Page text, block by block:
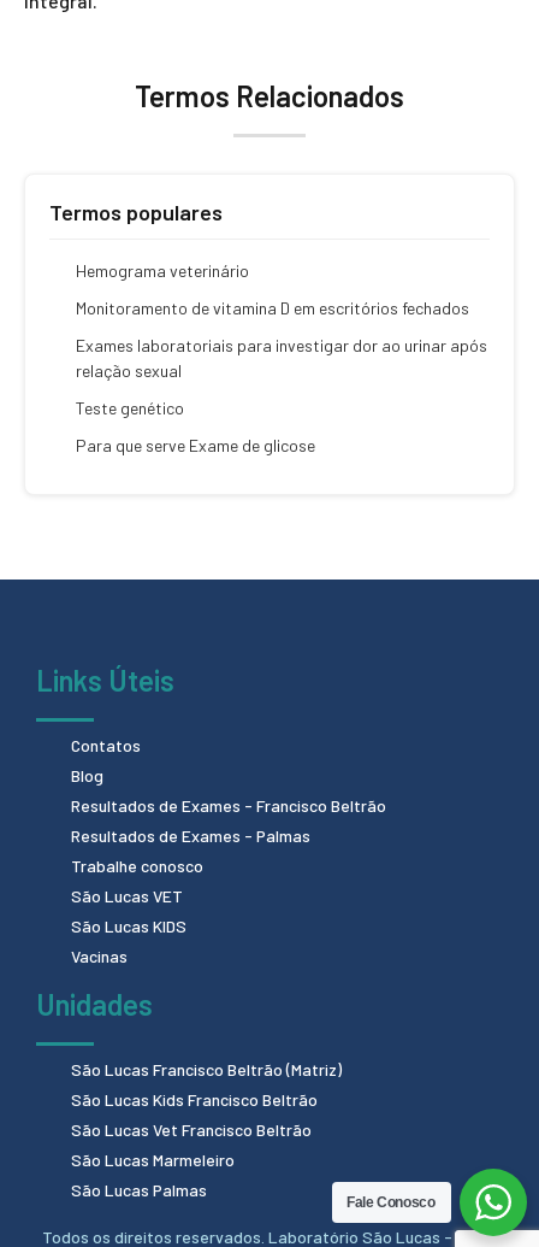
Termos Relacionados
Termos populares
Hemograma veterinário
Monitoramento de vitamina D em escritórios fechados
Exames laboratoriais para investigar dor ao urinar após
relação sexual
Teste genético
Para que serve Exame de glicose
Links Úteis
Contatos
Blog
Resultados de Exames - Francisco Beltrão
Resultados de Exames - Palmas
Trabalhe conosco
São Lucas VET
São Lucas KIDS
Vacinas
Unidades
São Lucas Francisco Beltrão (Matriz)
São Lucas Kids Francisco Beltrão
São Lucas Vet Francisco Beltrão
São Lucas Marmeleiro
São Lucas Palmas
Todos os direitos reservados. Laboratório São Lucas - 2024.
Fale Conosco